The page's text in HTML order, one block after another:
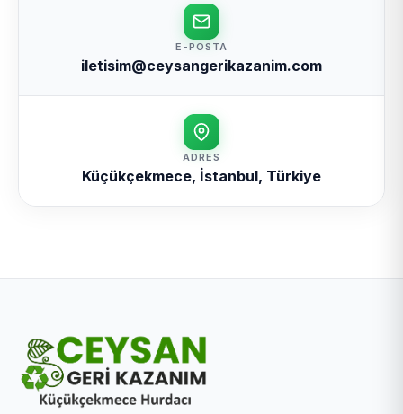
E-POSTA
iletisim@ceysangerikazanim.com
ADRES
Küçükçekmece, İstanbul, Türkiye